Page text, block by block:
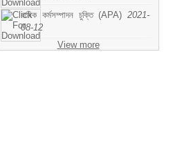
বাষিক কর্মসম্পাদন চুক্তি (APA) 2021-
08-12
View more